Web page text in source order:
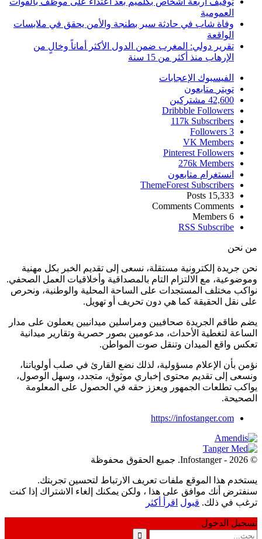
العمومية
وفاة شاب في حادثة سير بطنجة والأمن يحقق في ملابسات
الواقعة
تقرير دولي: المغرب ضمن الدول الأكثر أماناً وخالٍ من
الإرهاب منذ أكثر من 15 سنة
الفيسبوك الإعجابات
تويتر متابعون
42,600 مشتركين
Dribbble Followers
117k Subscribers
3
Followers
VK Members
Pinterest Followers
276k Members
انستغرام متابعون
ThemeForest Subscribers
15,333
Posts
Comments Comments
6
Members
RSS Subscribe
من نحن
نحن جريدة إلكترونية مستقلة، نسعى إلى تقديم الخبر بكل مهنية
وموضوعية، مع الالتزام التام بالمصداقية وأخلاقيات العمل الصحفي.
نواكب مختلف المستجدات على الساحة المحلية والوطنية، ونحرص
على نقل الحقيقة كما هي دون تحريف أو تهويل.
يضم طاقم الجريدة صحافيين ومراسلين ميدانيين يعملون على مدار
الساعة لتغطية الأحداث، مدعومين بصور حصرية وتقارير ميدانية
تعكس واقع الميدان وتنقل صوت المواطن.
نؤمن بأن الإعلام مسؤولية، لذلك نضع القارئ في صلب أولوياتنا،
ونسعى إلى تقديم محتوى إخباري موثوق، متجدد، وسهل الوصول،
يواكب تطلعات الجمهور ويعزز حقه في الحصول على المعلومة
الصحيحة.
https://infostanger.com
© 2026 - Infostanger. جميع الحقوق محفوظة
يستخدم هذا الموقع ملفات تعريف الارتباط لتحسين تجربتك.
سنفترض أنك موافق على هذا ، ولكن يمكنك إلغاء الاشتراك إذا كنت
ترغب في ذلك. قبول اقرأ أكثر
تسجيل الدخول